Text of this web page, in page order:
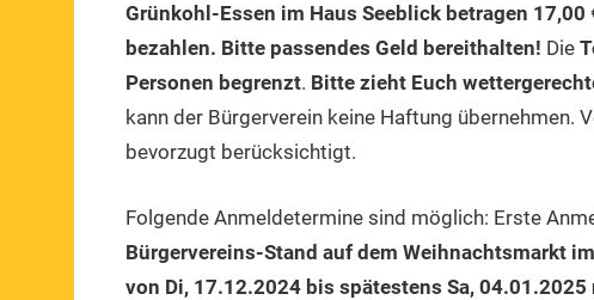
Grünkohl-Essen im Haus Seeblick betragen 17,00
bezahlen. Bitte pas­sendes Geld bereithalten! Die
Personen begrenzt. Bitte zieht Euch
kann der Bürgerverein keine Haftung übernehmen.
bevorzugt berücksichtigt.
Folgende Anmeldetermine sind möglich: Erste
Bürgervereins-Stand auf dem Weihnachtsmarkt
von Di, 17.12.2024 bis spätestens Sa,